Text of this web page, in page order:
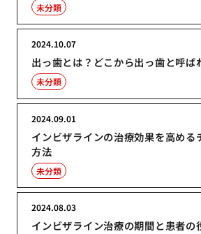
未分類
出っ歯とは？どこから出っ歯と呼ば
2024.10.07
未分類
インビザラインの治療効果を高める
方法
2024.09.01
未分類
インビザライン治療の期間と患者の
2024.08.03